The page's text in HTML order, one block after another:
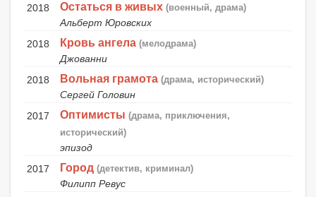
2018
Остаться в живых (военный, драма)
Альберт Юровских
2018
Кровь ангела (мелодрама)
Джованни
2018
Вольная грамота (драма, исторический)
Сергей Головин
2017
Оптимисты (драма, приключения,
исторический)
эпизод
2017
Город (детектив, криминал)
Филипп Ревус